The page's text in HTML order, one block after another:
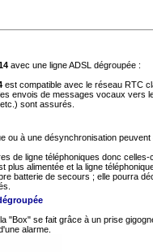
avec une ligne ADSL dégroupée :
est compatible avec le réseau RTC
envois de messages vocaux vers
sont assurés.
ou à une désynchronisation
de ligne téléphoniques donc
alimentée et la ligne
batterie de secours ; elle pourra
"Box" se fait grâce à un prise
alarme.